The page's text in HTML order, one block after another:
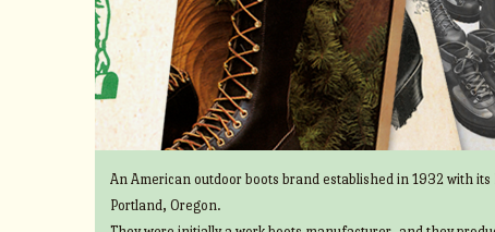
An American outdoor boots brand established in 1932 with
Portland, Oregon.